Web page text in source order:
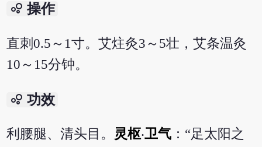
bubble_chart 操作
直刺0.5～1寸。艾炷灸3～5壮，艾条温灸
10～15分钟。
bubble_chart 功效
利腰腿、清头目。 灵枢‧卫气 ：“足太阳之